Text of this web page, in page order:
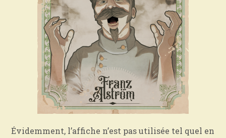
Évidemment, l’affiche n’est pas utilisée tel quel en